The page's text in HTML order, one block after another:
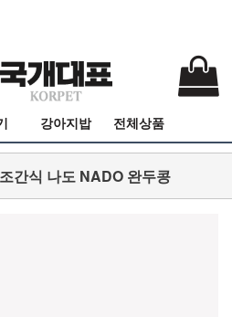
강아지밥 전체상품
간식 나도 NADO 완두콩